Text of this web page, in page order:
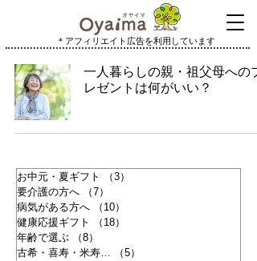
＊アフィリエイト広告を利用しています
一人暮らしの親・祖父母へのプ
レゼントは何がいい？
お中元・夏ギフト （3）
要介護の方へ
（7）
病気がある方へ
（10）
健康応援ギフト
（18）
年齢で選ぶ
（8）
古希・喜寿・米寿…
（5）